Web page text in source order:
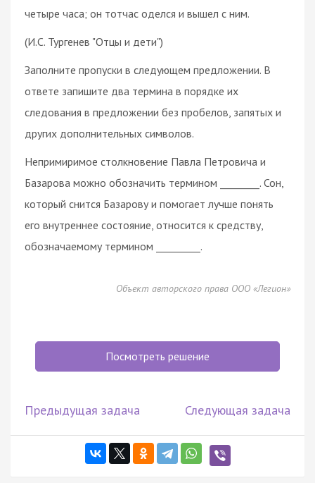
четыре часа; он тотчас оделся и вышел с ним.
(И.С. Тургенев "Отцы и дети")
Заполните пропуски в следующем предложении. В
ответе запишите два термина в порядке их
следования в предложении без пробелов, запятых и
других дополнительных символов.
Непримиримое столкновение Павла Петровича и
Базарова можно обозначить термином ________. Сон,
который снится Базарову и помогает лучше понять
его внутреннее состояние, относится к средству,
обозначаемому термином _________.
Объект авторского права ООО «Легион»
Посмотреть решение
Предыдущая задача Следующая задача